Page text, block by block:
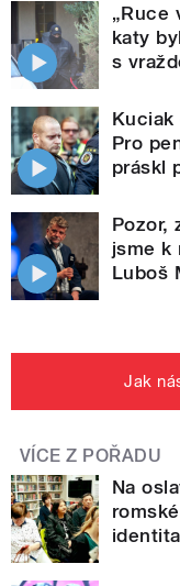
„Ruce
katy
s
Pro
práskl
Pozor,
jsme k
Luboš
Jak
VÍCE Z POŘADU
Na
identita